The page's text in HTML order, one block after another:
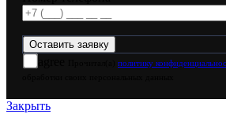
политику
Закрыть